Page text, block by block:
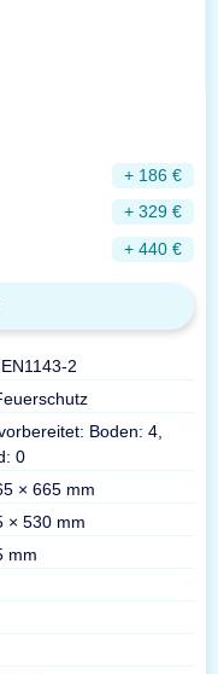
+ 186 €
+ 329 €
+ 440 €
2
Boden: 4,
0
× 665 mm
× 530 mm
mm